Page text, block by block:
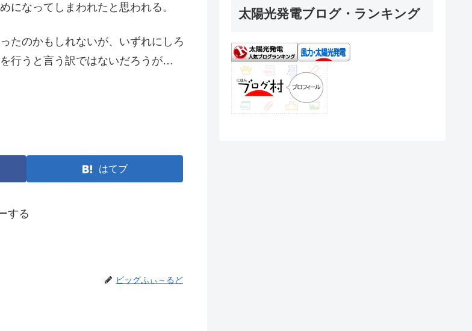
になってしまわれたと思われる。
たのかもしれないが、いずれにしろ
行うと言う訳ではないだろうが…
はてブ
する
ビッグふぃ～るど
太陽光発電ブログ・ランキング